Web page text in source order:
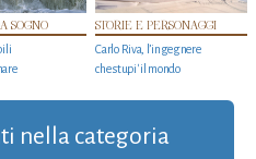
SOGNO STORIE E PERSONAGGI
Carlo Riva, l’ingegnere
che stupi' il mondo
nella categoria